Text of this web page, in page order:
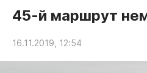
Обнинск
Новости компаний
Статьи
Народные новости
45-й маршрут
16.11.2019, 12:54